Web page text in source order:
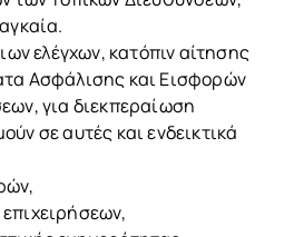
ελέγχων, κατόπιν αίτησης
Ασφάλισης και Εισφορών
για διεκπεραίωση
σε αυτές και ενδεικτικά